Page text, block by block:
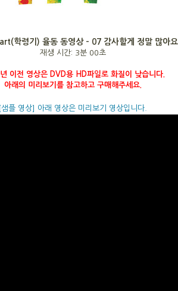
학령기) 율동 동영상 - 07 감사할게 정말 많아요
재생 시간: 3분 00초
이전 영상은 DVD용 HD파일로 화질이 낮습니다.
아래의 미리보기를 참고하고 구매해주세요.
[샘플 영상] 아래 영상은 미리보기 영상입니다.